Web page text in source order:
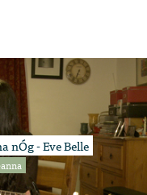
nÓg - Eve Belle